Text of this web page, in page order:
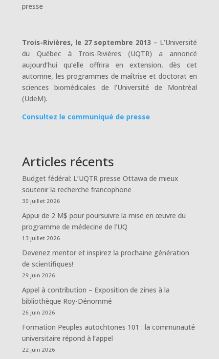
presse
Trois-Rivières, le 27 septembre 2013 – L’Université
du Québec à Trois-Rivières (UQTR) a annoncé
aujourd’hui qu’elle offrira en extension, dès cet
automne, les programmes de maîtrise et doctorat en
sciences biomédicales de l’Université de Montréal
(UdeM).
Consultez le communiqué de presse
Articles récents
Budget fédéral: L’UQTR presse Ottawa de mieux
soutenir la recherche francophone
30 juillet 2026
Appui de 2 M$ pour poursuivre la mise en œuvre du
programme de médecine de l’UQ
13 juillet 2026
Devenez mentor et inspirez la prochaine génération
de scientifiques!
29 juin 2026
Appel à contribution – Exposition de zines à la
bibliothèque Roy-Dénommé
26 juin 2026
Formation Peuples autochtones 101 : la communauté
universitaire répond à l’appel
22 juin 2026